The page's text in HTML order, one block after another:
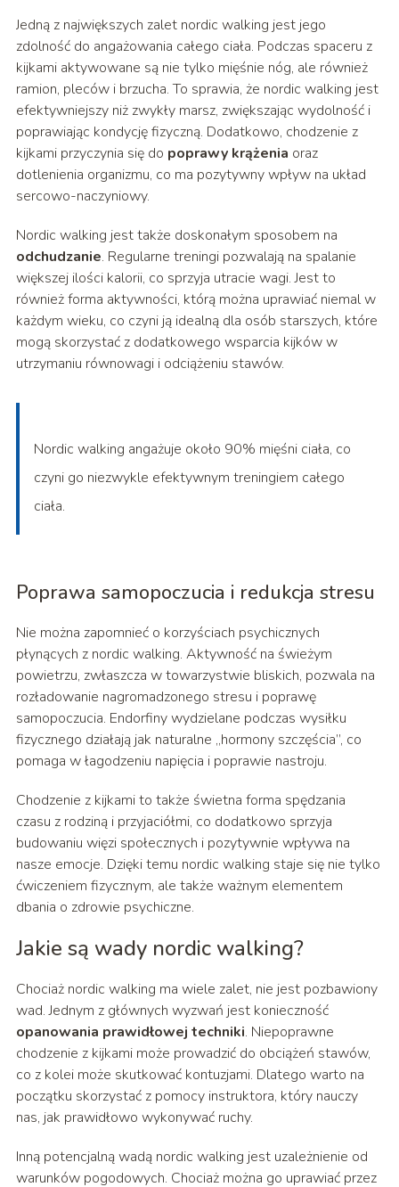
Jedną z największych zalet nordic walking jest jego
zdolność do angażowania całego ciała. Podczas spaceru z
kijkami aktywowane są nie tylko mięśnie nóg, ale również
ramion, pleców i brzucha. To sprawia, że nordic walking jest
efektywniejszy niż zwykły marsz, zwiększając wydolność i
poprawiając kondycję fizyczną. Dodatkowo, chodzenie z
kijkami przyczynia się do poprawy krążenia oraz
dotlenienia organizmu, co ma pozytywny wpływ na układ
sercowo-naczyniowy.
Nordic walking jest także doskonałym sposobem na
odchudzanie. Regularne treningi pozwalają na spalanie
większej ilości kalorii, co sprzyja utracie wagi. Jest to
również forma aktywności, którą można uprawiać niemal w
każdym wieku, co czyni ją idealną dla osób starszych, które
mogą skorzystać z dodatkowego wsparcia kijków w
utrzymaniu równowagi i odciążeniu stawów.
Nordic walking angażuje około 90% mięśni ciała, co
czyni go niezwykle efektywnym treningiem całego
ciała.
Poprawa samopoczucia i redukcja stresu
Nie można zapomnieć o korzyściach psychicznych
płynących z nordic walking. Aktywność na świeżym
powietrzu, zwłaszcza w towarzystwie bliskich, pozwala na
rozładowanie nagromadzonego stresu i poprawę
samopoczucia. Endorfiny wydzielane podczas wysiłku
fizycznego działają jak naturalne „hormony szczęścia”, co
pomaga w łagodzeniu napięcia i poprawie nastroju.
Chodzenie z kijkami to także świetna forma spędzania
czasu z rodziną i przyjaciółmi, co dodatkowo sprzyja
budowaniu więzi społecznych i pozytywnie wpływa na
nasze emocje. Dzięki temu nordic walking staje się nie tylko
ćwiczeniem fizycznym, ale także ważnym elementem
dbania o zdrowie psychiczne.
Jakie są wady nordic walking?
Chociaż nordic walking ma wiele zalet, nie jest pozbawiony
wad. Jednym z głównych wyzwań jest konieczność
opanowania prawidłowej techniki. Niepoprawne
chodzenie z kijkami może prowadzić do obciążeń stawów,
co z kolei może skutkować kontuzjami. Dlatego warto na
początku skorzystać z pomocy instruktora, który nauczy
nas, jak prawidłowo wykonywać ruchy.
Inną potencjalną wadą nordic walking jest uzależnienie od
warunków pogodowych. Chociaż można go uprawiać przez